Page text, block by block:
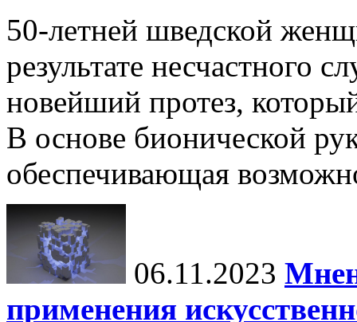
50-летней шведской
результате несчастного
новейший протез,
В основе бионической
обеспечивающая
06.11.2023
применения